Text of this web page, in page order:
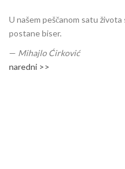
U našem peščanom satu
postane biser.
— Mihajlo Ćirković
naredni >>